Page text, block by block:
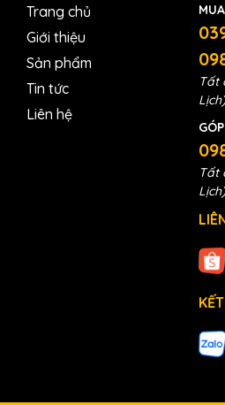
Trang chủ
Giới thiệu
Sản phẩm
Tin tức
Liên hệ
Tất
Lịch)
Tất
Lịch)